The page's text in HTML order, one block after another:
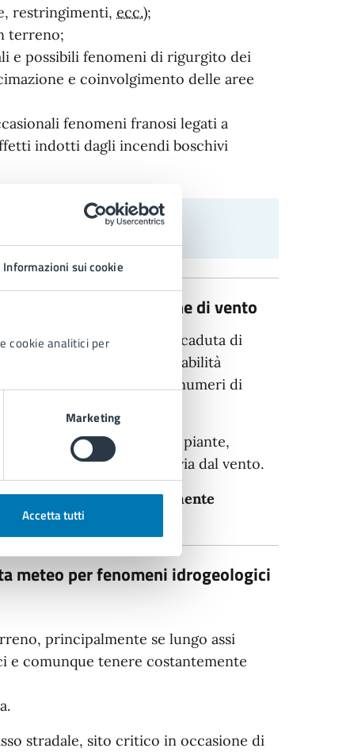
Informazioni sui cookie
cookie analitici per
Marketing
Accetta tutti
restringimenti, ecc.);
terreno;
e possibili fenomeni di rigurgito dei
e coinvolgimento delle aree
fenomeni franosi legati a
indotti dagli incendi boschivi
meteo per forti raffiche di vento
verticaliper l'eventuale caduta di
segnalare l'eventuale stabilità
comunicazione ai numeri di
elementimobili
quali piante,
essere trasportato via dal vento.
a quanto strettamente
meteo per fenomeni idrogeologici
principalmente se lungo assi
e comunque tenere costantemente
stradale, sito critico in occasione di